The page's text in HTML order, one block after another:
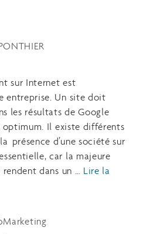
sur Internet est
entreprise. Un site doit
les résultats de Google
Il existe différents
présence d’une société sur
car la majeure
dans un … Lire la